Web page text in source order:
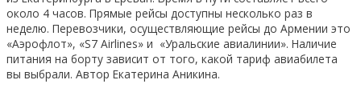
около 4 часов. Прямые рейсы доступны несколько раз в
неделю. Перевозчики, осуществляющие рейсы до Армении это
«Аэрофлот», «S7 Airlines» и «Уральские авиалинии». Наличие
питания на борту зависит от того, какой тариф авиабилета
вы выбрали. Автор Екатерина Аникина.